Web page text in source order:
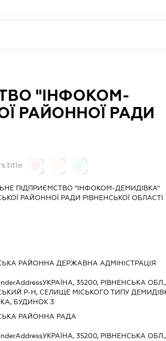
"ІНФОКОМ-
РАЙОННОЇ РАДИ
ПІДПРИЄМСТВО "ІНФОКОМ-ДЕМИДІВКА"
РАЙОННОЇ РАДИ РІВНЕНСЬКОЇ ОБЛАСТІ
РАЙОННА ДЕРЖАВНА АДМІНІСТРАЦІЯ
УКРАЇНА, 35200, РІВНЕНСЬКА ОБЛ.,
Р-Н, СЕЛИЩЕ МІСЬКОГО ТИПУ
БУДИНОК 3
РАЙОННА РАДА
УКРАЇНА, 35200, РІВНЕНСЬКА ОБЛ.,